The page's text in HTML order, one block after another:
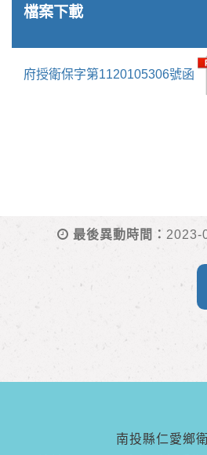
檔案下載
府授衛保字第1120105306號函
最後異動時間： 2023-
南投縣仁愛鄉